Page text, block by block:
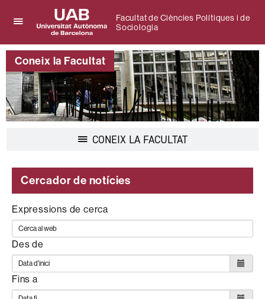
per
desplegar
el
menú
de
Facultat
de
Ciències
Sociologia
Universitat
Autònoma
de
Barcelona
Facultat de Ciències Polítiques i de
Sociologia
Coneix la Facultat
CONEIX LA FACULTATDesplegar
Cercador de notícies
Expressions de cerca
Des de
Fins a